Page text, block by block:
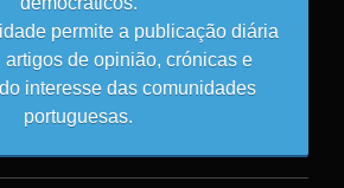
permite a publicação diária
artigos de opinião, crónicas e
interesse das comunidades
portuguesas.